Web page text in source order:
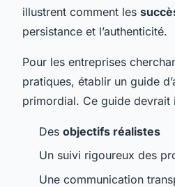
illustrent comment les
persistance et l’authenticité.
Pour les entreprises
pratiques, établir un guide
primordial. Ce guide devrait
Des objectifs réalistes
Un suivi rigoureux des
Une communication